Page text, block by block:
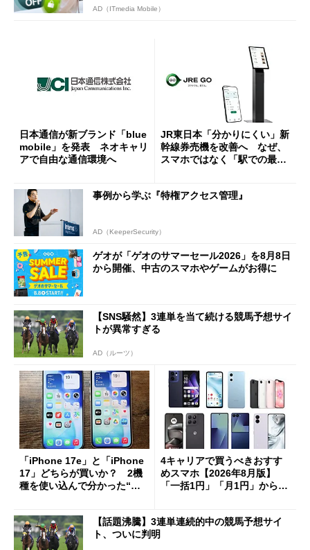
AD（ITmedia Mobile）
日本通信が新ブランド「blue
mobile」を発表 ネオキャリ
アで自由な通信環境へ
JR東日本「分かりにくい」新
幹線券売機を改善へ なぜ、
スマホではなく「駅での最短
事例から学ぶ『特権アクセス管理』
AD（KeeperSecurity）
ゲオが「ゲオのサマーセール2026」を8月8日
から開催、中古のスマホやゲームがお得に
【SNS騒然】3連単を当て続ける競馬予想サイ
トが異常すぎる
AD（ルーツ）
「iPhone 17e」と「iPhone
17」どちらが買いか？ 2機
種を使い込んで分かった“ス
4キャリアで買うべきおすす
めスマホ【2026年8月版】
「一括1円」「月1円」からお
【話題沸騰】3連単連続的中の競馬予想サイ
ト、ついに判明